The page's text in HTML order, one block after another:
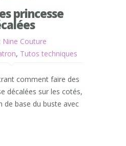
princesse
Nine Couture
, Tutos techniques
comment faire des
décalées sur les cotés,
de base du buste avec